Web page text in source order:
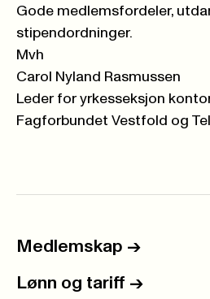
Gode medlemsfordeler,
stipendordninger.
Mvh
Carol Nyland Rasmussen
Leder for yrkesseksjon
Fagforbundet Vestfold og
Medlemskap ->
Lønn og tariff ->